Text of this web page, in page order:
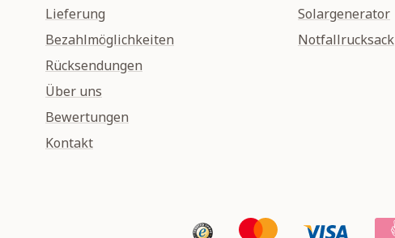
Lieferung
Bezahlmöglichkeiten
Rücksendungen
Über uns
Bewertungen
Kontakt
Solargenerator
Notfallrucksack